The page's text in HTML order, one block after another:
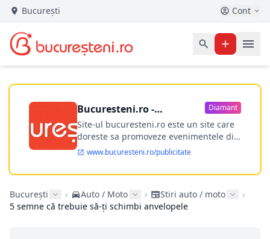
București Cont
Bucuresteni.ro -
publicitate online
Diamant
Site-ul bucuresteni.ro este un site care
doreste sa promoveze evenimentele din
Bucuresti si nu numai, sa puna la
dispozitia utilizatorului cea mai
performanta harta electronica a
ofere posibilitatea firmel...
www.bucuresteni.ro/publicitate
București › Auto / Moto › Stiri auto / moto
›
5 semne că trebuie să-ţi schimbi anvelopele